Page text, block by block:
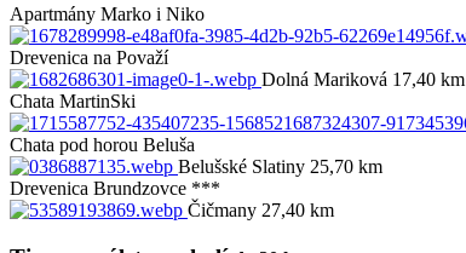
Apartmány Marko i Niko
Drevenica na Považí
Dolná Mariková 17,40 km
Chata MartinSki
Chata pod horou Beluša
Belušské Slatiny 25,70 km
Drevenica Brundzovce ***
Čičmany 27,40 km